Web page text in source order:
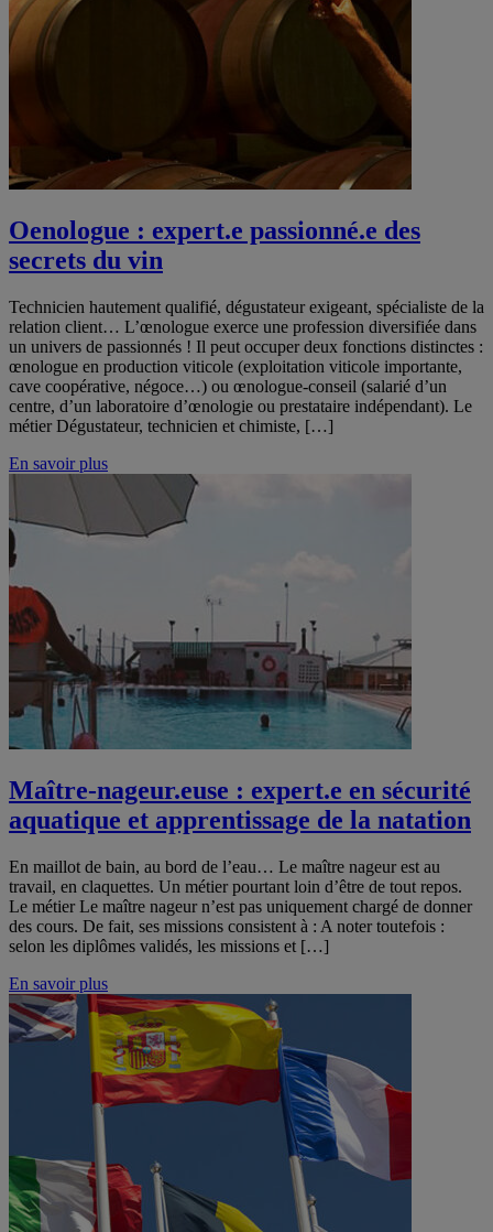
Oenologue : expert.e passionné.e des
secrets du vin
Technicien hautement qualifié, dégustateur exigeant, spécialiste de la
relation client… L’œnologue exerce une profession diversifiée dans
un univers de passionnés ! Il peut occuper deux fonctions distinctes :
œnologue en production viticole (exploitation viticole importante,
cave coopérative, négoce…) ou œnologue-conseil (salarié d’un
centre, d’un laboratoire d’œnologie ou prestataire indépendant). Le
métier Dégustateur, technicien et chimiste, […]
En savoir plus
Maître-nageur.euse : expert.e en sécurité
aquatique et apprentissage de la natation
En maillot de bain, au bord de l’eau… Le maître nageur est au
travail, en claquettes. Un métier pourtant loin d’être de tout repos.
Le métier Le maître nageur n’est pas uniquement chargé de donner
des cours. De fait, ses missions consistent à : A noter toutefois :
selon les diplômes validés, les missions et […]
En savoir plus